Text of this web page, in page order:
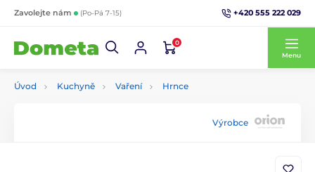
Zavolejte nám (Po-Pá 7-15) +420 555 222 029
0
Menu
Úvod Kuchyně Vaření Hrnce
Výrobce